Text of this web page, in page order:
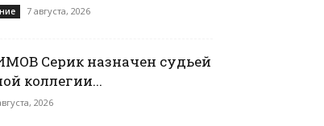
7 августа, 2026
Серик назначен судьей
коллегии...
2026